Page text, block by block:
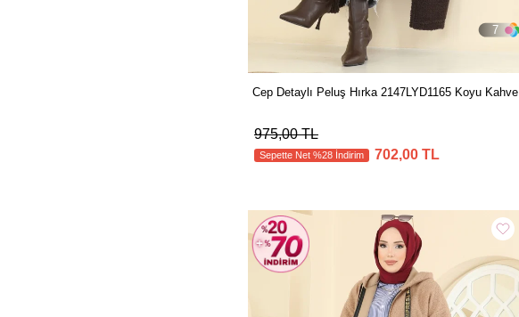
7
Cep Detaylı Peluş Hırka 2147LYD1165 Koyu Kahve
975,00 TL
Sepette Net %28 İndirim 702,00 TL